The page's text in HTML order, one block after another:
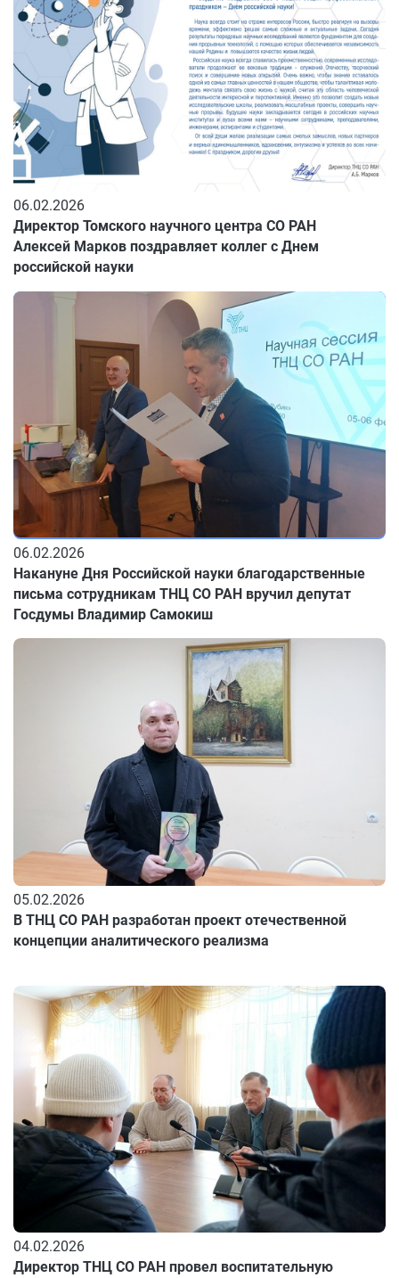
06.02.2026
Директор Томского научного центра СО РАН
Алексей Марков поздравляет коллег с Днем
российской науки
06.02.2026
Накануне Дня Российской науки благодарственные
письма сотрудникам ТНЦ СО РАН вручил депутат
Госдумы Владимир Самокиш
05.02.2026
В ТНЦ СО РАН разработан проект отечественной
концепции аналитического реализма
04.02.2026
Директор ТНЦ СО РАН провел воспитательную